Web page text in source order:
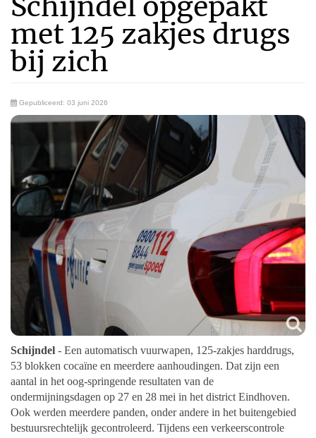
Schijndel opgepakt
met 125 zakjes drugs
bij zich
Gepubliceerd: 03 juni 2026
Schijndel - Een automatisch vuurwapen, 125-zakjes harddrugs,
53 blokken cocaïne en meerdere aanhoudingen. Dat zijn een
aantal in het oog-springende resultaten van de
ondermijningsdagen op 27 en 28 mei in het district Eindhoven.
Ook werden meerdere panden, onder andere in het buitengebied
bestuursrechtelijk gecontroleerd. Tijdens een verkeerscontrole